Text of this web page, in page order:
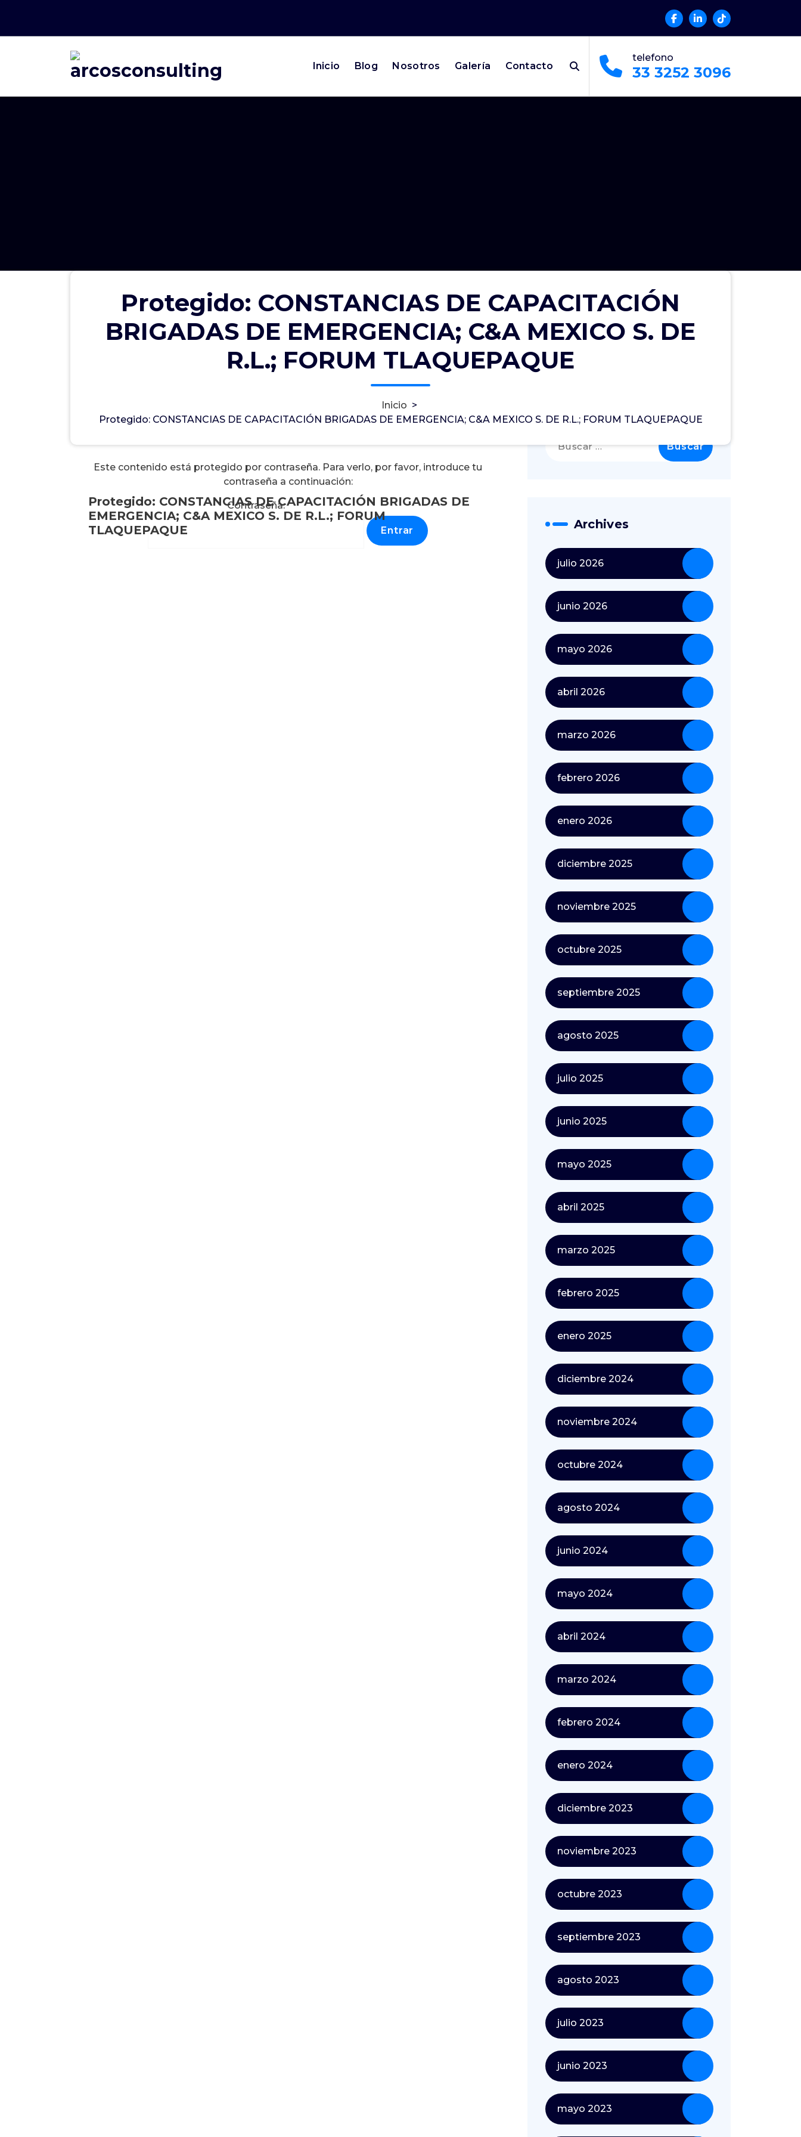
Inicio Blog Nosotros Galería Contacto
telefono
33 3252 3096
Protegido: CONSTANCIAS DE CAPACITACIÓN
BRIGADAS DE EMERGENCIA; C&A MEXICO S. DE
R.L.; FORUM TLAQUEPAQUE
Inicio >
Protegido: CONSTANCIAS DE CAPACITACIÓN BRIGADAS DE EMERGENCIA; C&A MEXICO S. DE R.L.; FORUM TLAQUEPAQUE
Protegido: CONSTANCIAS DE CAPACITACIÓN BRIGADAS DE
EMERGENCIA; C&A MEXICO S. DE R.L.; FORUM TLAQUEPAQUE
30, Ene, 2023
Protegido: CONSTANCIAS DE CAPACITACIÓN BRIGADAS DE
EMERGENCIA; C&A MEXICO S. DE R.L.; FORUM
TLAQUEPAQUE
Este contenido está protegido por contraseña. Para verlo, por favor, introduce tu
contraseña a continuación:
Contraseña:
Archives
julio 2026
junio 2026
mayo 2026
abril 2026
marzo 2026
febrero 2026
enero 2026
diciembre 2025
noviembre 2025
octubre 2025
septiembre 2025
agosto 2025
julio 2025
junio 2025
mayo 2025
abril 2025
marzo 2025
febrero 2025
enero 2025
diciembre 2024
noviembre 2024
octubre 2024
agosto 2024
junio 2024
mayo 2024
abril 2024
marzo 2024
febrero 2024
enero 2024
diciembre 2023
noviembre 2023
octubre 2023
septiembre 2023
agosto 2023
julio 2023
junio 2023
mayo 2023